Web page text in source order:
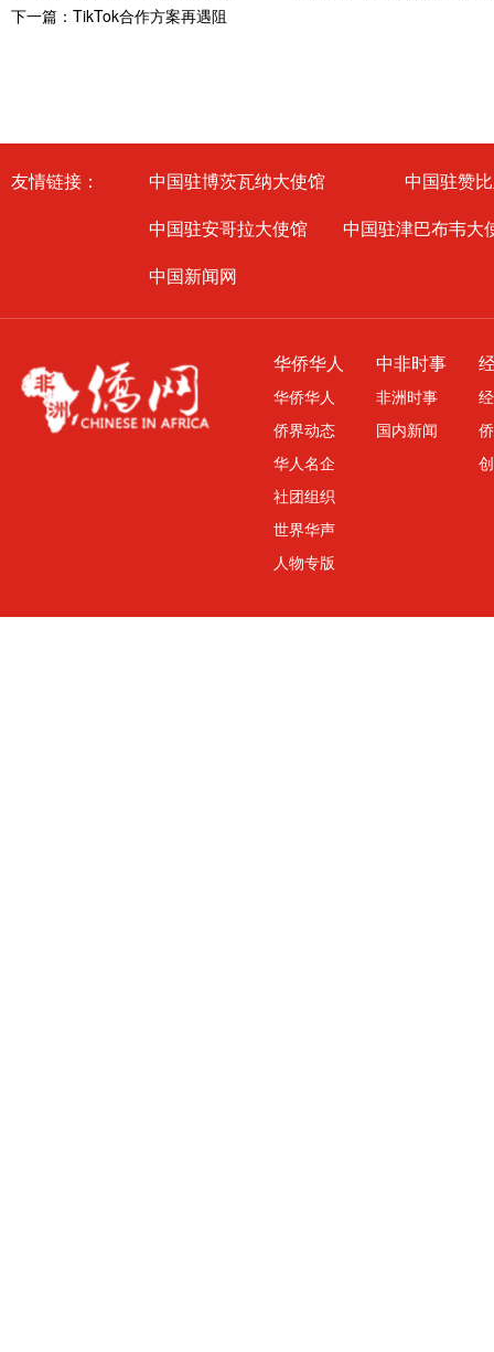
下一篇：TikTok合作方案再遇阻
友情链接： 中国驻博茨瓦纳大使馆
中国驻赞
中国驻安哥拉大使馆
中国驻津巴布韦大
中国新闻网
华侨华人
华侨华人
侨界动态
华人名企
社团组织
世界华声
人物专版
中非时事
非洲时事
国内新闻